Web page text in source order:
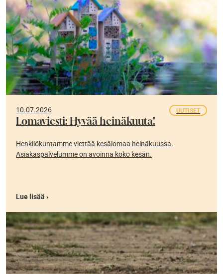
10.07.2026 UUTISET
Lomaviesti: Hyvää heinäkuuta!
Henkilökuntamme viettää kesälomaa heinäkuussa.
Asiakaspalvelumme on avoinna koko kesän.
Lue lisää ›